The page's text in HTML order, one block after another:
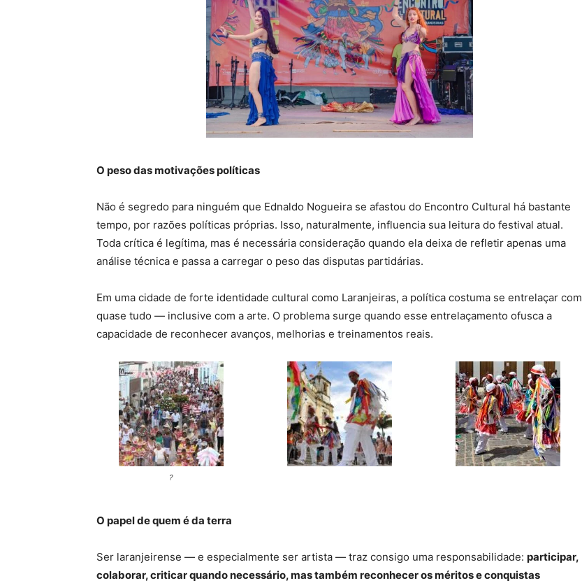
O peso das motivações políticas
Não é segredo para ninguém que Ednaldo Nogueira se afastou do Encontro Cultural há bastante
tempo, por razões políticas próprias. Isso, naturalmente, influencia sua leitura do festival atual.
Toda crítica é legítima, mas é necessária consideração quando ela deixa de refletir apenas uma
análise técnica e passa a carregar o peso das disputas partidárias.
Em uma cidade de forte identidade cultural como Laranjeiras, a política costuma se entrelaçar com
quase tudo — inclusive com a arte. O problema surge quando esse entrelaçamento ofusca a
capacidade de reconhecer avanços, melhorias e treinamentos reais.
?
O papel de quem é da terra
Ser laranjeirense — e especialmente ser artista — traz consigo uma responsabilidade: participar,
colaborar, criticar quando necessário, mas também reconhecer os méritos e conquistas